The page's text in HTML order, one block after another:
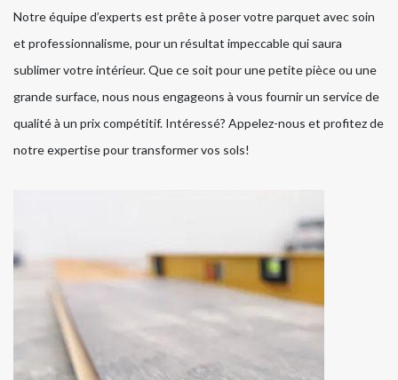
Notre équipe d’experts est prête à poser votre parquet avec soin
et professionnalisme, pour un résultat impeccable qui saura
sublimer votre intérieur. Que ce soit pour une petite pièce ou une
grande surface, nous nous engageons à vous fournir un service de
qualité à un prix compétitif. Intéressé? Appelez-nous et profitez de
notre expertise pour transformer vos sols!